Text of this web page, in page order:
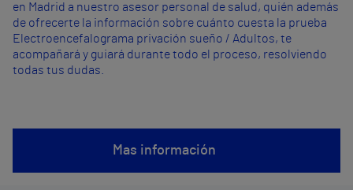
en Madrid a nuestro asesor personal de salud, quién además
de ofrecerte la información sobre cuánto cuesta la prueba
Electroencefalograma privación sueño / Adultos, te
acompañará y guiará durante todo el proceso, resolviendo
todas tus dudas.
Mas información